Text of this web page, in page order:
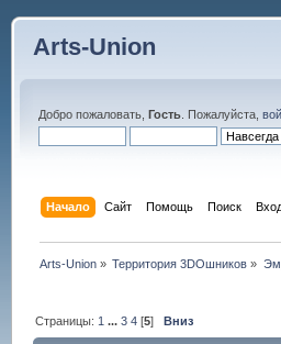
Arts-Union
Добро пожаловать, Гость. Пожалуйста,
Начало Сайт Помощь Поиск
Arts-Union » Территория 3DOшников »
Страницы: 1 ...3 4 [5]Вниз